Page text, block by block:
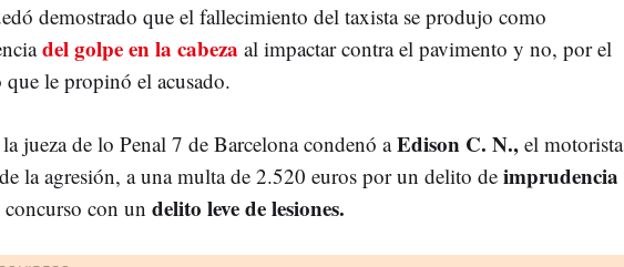
demostrado que el fallecimiento del taxista se produjo como
del golpe en la cabeza al impactar contra el pavimento y no, por el
que le propinó el acusado.
jueza de lo Penal 7 de Barcelona condenó aEdison C. N., el motorista
la agresión, a una multa de 2.520 euros por un delito de imprudencia
concurso con un delito leve de lesiones.